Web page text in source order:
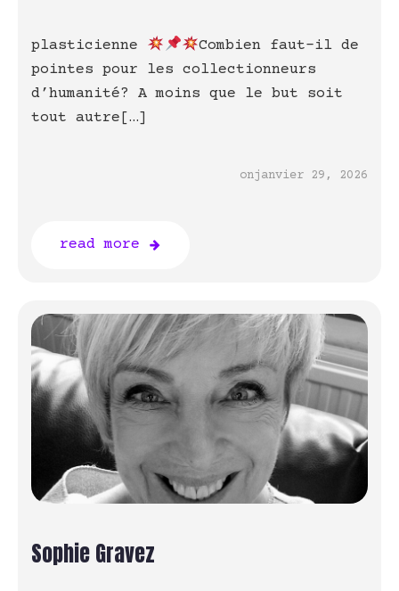
plasticienne
Combien faut-il de
pointes pour les collectionneurs
d’humanité? A moins que le but soit
tout autre[…]
onjanvier 29, 2026
read more
Sophie Gravez